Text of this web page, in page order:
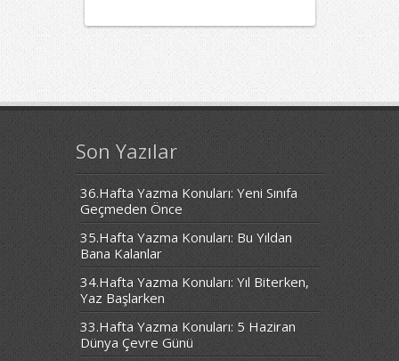
Son Yazılar
36.Hafta Yazma Konuları: Yeni Sınıfa
Geçmeden Önce
35.Hafta Yazma Konuları: Bu Yıldan
Bana Kalanlar
34.Hafta Yazma Konuları: Yıl Biterken,
Yaz Başlarken
33.Hafta Yazma Konuları: 5 Haziran
Dünya Çevre Günü